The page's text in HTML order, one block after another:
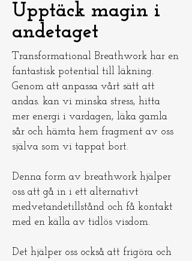
Upptäck magin i
andetaget
Transformational Breathwork har en
fantastisk potential till läkning.
Genom att anpassa vårt sätt att
andas. kan vi minska stress, hitta
mer energi i vardagen, läka gamla
sår och hämta hem fragment av oss
själva som vi tappat bort.
Denna form av breathwork hjälper
oss att gå in i ett alternativt
medvetandetillstånd och få kontakt
med en källa av tidlös visdom.
Det hjälper oss också att frigöra och